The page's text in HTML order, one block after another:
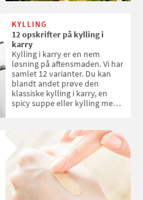
KYLLING
12 opskrifter på kylling i
karry
Kylling i karry er en nem
løsning på aftensmaden. Vi har
samlet 12 varianter. Du kan
blandt andet prøve den
klassiske kylling i karry, en
spicy suppe eller kylling med